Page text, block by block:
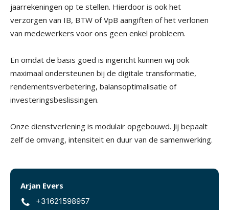
jaarrekeningen op te stellen. Hierdoor is ook het
verzorgen van IB, BTW of VpB aangiften of het verlonen
van medewerkers voor ons geen enkel probleem.
En omdat de basis goed is ingericht kunnen wij ook
maximaal ondersteunen bij de digitale transformatie,
rendementsverbetering, balansoptimalisatie of
investeringsbeslissingen.
Onze dienstverlening is modulair opgebouwd. Jij bepaalt
zelf de omvang, intensiteit en duur van de samenwerking.
Arjan Evers
+31621598957